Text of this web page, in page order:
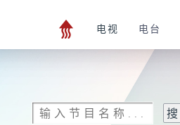
电视 电台